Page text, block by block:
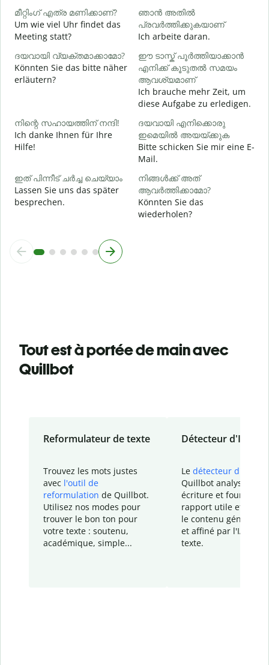
മീറ്റിംഗ് എത്ര മണിക്കാണ്?
Um wie viel Uhr findet das
Meeting statt?
ഞാൻ അതിൽ
പ്രവർത്തിക്കുകയാണ്
Ich arbeite daran.
ദയവായി വ്യക്തമാക്കാമോ?
Könnten Sie das bitte näher
erläutern?
ഈ ടാസ്ക് പൂർത്തിയാക്കാൻ
എനിക്ക് കൂടുതൽ സമയം
ആവശ്യമാണ്
Ich brauche mehr Zeit, um
diese Aufgabe zu erledigen.
നിന്റെ സഹായത്തിന് നന്ദി!
Ich danke Ihnen für Ihre
Hilfe!
ദയവായി എനിക്കൊരു
ഇമെയിൽ അയയ്ക്കുക
Bitte schicken Sie mir eine E-
Mail.
ഇത് പിന്നീട് ചർച്ച ചെയ്യാം
Lassen Sie uns das später
besprechen.
നിങ്ങൾക്ക് അത്
ആവർത്തിക്കാമോ?
Könnten Sie das
wiederholen?
Tout est à portée de main avec
Quillbot
Reformulateur de texte
Trouvez les mots justes
avec l'outil de
reformulation de Quillbot.
Utilisez nos modes pour
trouver le bon ton pour
votre texte : soutenu,
académique, simple...
Détecteur d'IA
Le détecteur d'IA
Quillbot analyse votre
écriture et fournit un
rapport utile et
le contenu généré
et affiné par l'IA
texte.